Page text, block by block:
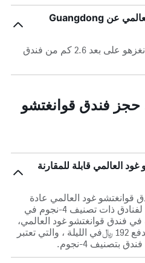
كم يبعد فندق قوانغتشو غود العالمي عن Guangdong
Guangdong Museum في غوانغزهو على بعد 2.6 كم من فندق
حجز فندق قوانغتشو
العالمي قابلة للمقارنة
قوانغتشو غود العالمي عادة
أرخص بنسبة 39% عن المعدل لفنادق ذات تصنيف 4-نجوم في
في فندق قوانغتشو غود العالمي،
ضع في اعتبارك أنه عليك أن تدفع 192 ﷼في الليلة ، والتي تعتبر
بتصنيف 4-نجوم.